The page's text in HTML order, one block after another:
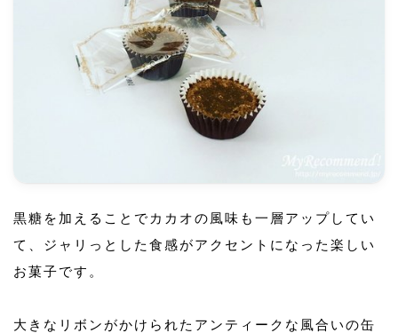
黒糖を加えることでカカオの風味も一層アップしてい
て、ジャリっとした食感がアクセントになった楽しい
お菓子です。
大きなリボンがかけられたアンティークな風合いの缶